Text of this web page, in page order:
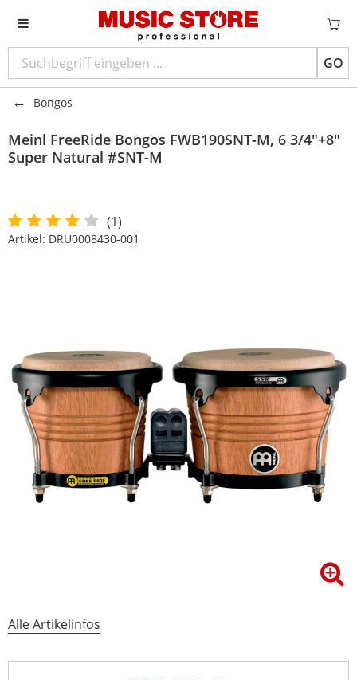
GO
Bongos
Meinl FreeRide Bongos FWB190SNT-M, 6 3/4"+8"
Super Natural #SNT-M
(1)
Artikel: DRU0008430-001
Alle Artikelinfos